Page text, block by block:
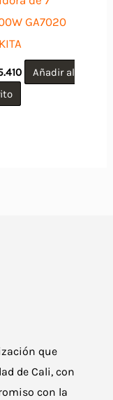
GA7020
Añadir al
que
de Cali, con
con la